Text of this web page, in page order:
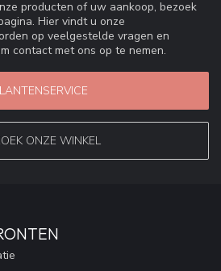
producten of uw aankoop, bezoek
Hier vindt u onze
op veelgestelde vragen en
contact met ons op te nemen.
ONZE WINKEL